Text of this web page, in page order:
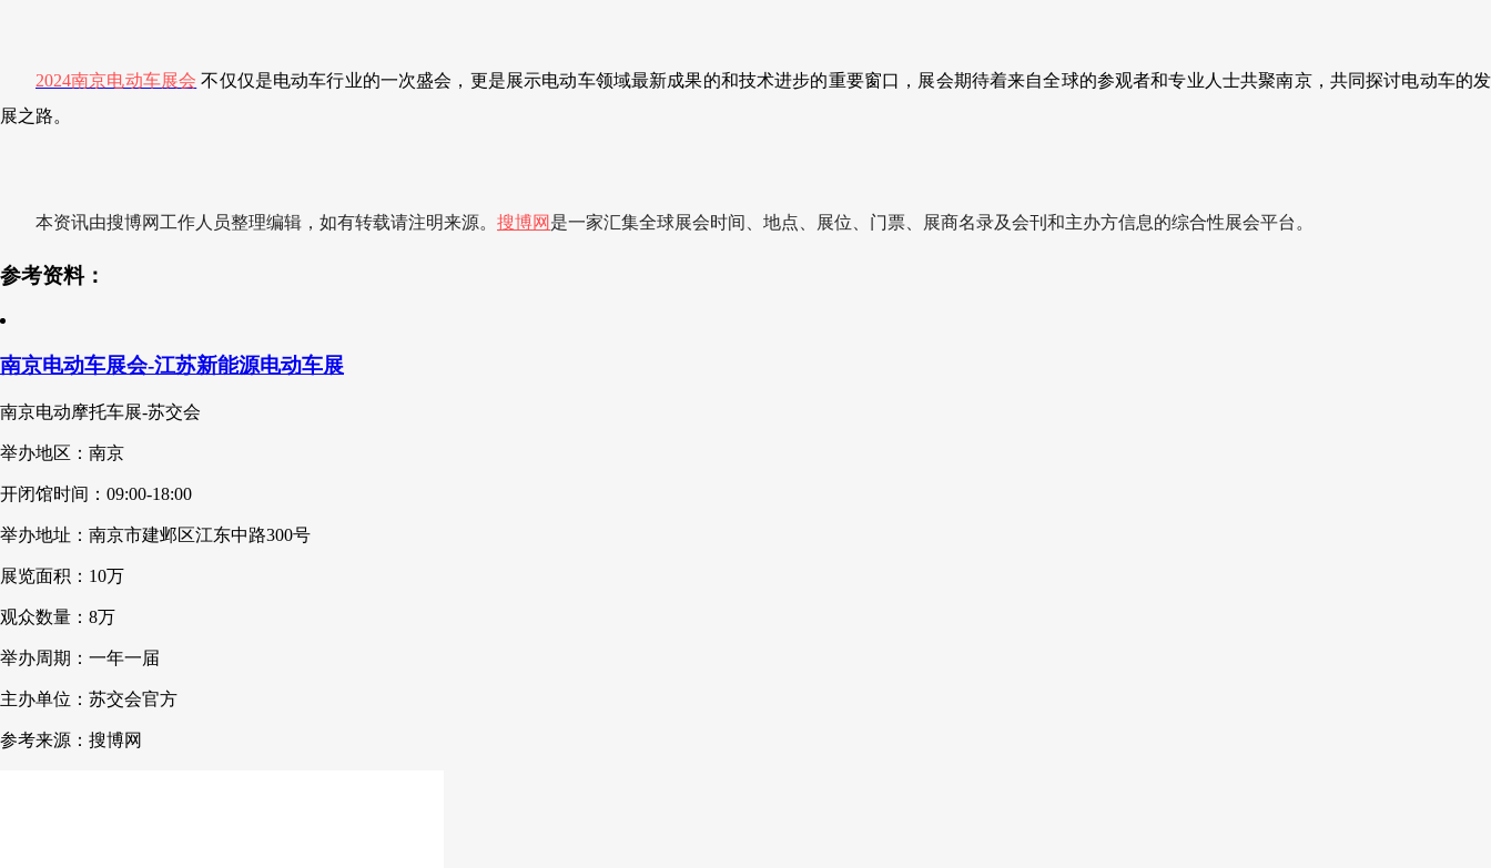
2024南京电动车展会 不仅仅是电动车行业的一次盛会，更是展示电动车领域最新成果的和技术进步的重要窗口，展会期待着来自全球的参观者和专业人士共聚南京，共同探讨电动车的发
展之路。
本资讯由搜博网工作人员整理编辑，如有转载请注明来源。 搜博网 是一家汇集全球展会时间、地点、展位、门票、展商名录及会刊和主办方信息的综合性展会平台。
参考资料：
南京电动车展会-江苏新能源电动车展
南京电动摩托车展-苏交会
举办地区：南京
开闭馆时间：09:00-18:00
举办地址：南京市建邺区江东中路300号
展览面积：10万
观众数量：8万
举办周期：一年一届
主办单位：苏交会官方
参考来源：搜博网